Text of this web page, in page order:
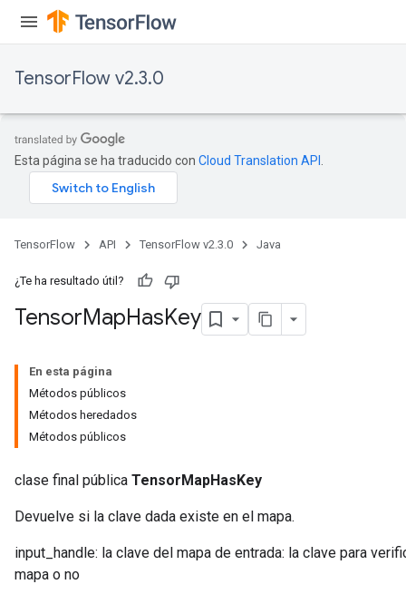
TensorFlow v2.3.0
Esta página se ha traducido con Cloud Translation API
TensorFlow API TensorFlow v2.3.0 Java
¿Te ha resultado útil?
TensorMapHasKey
En esta página
Métodos públicos
Métodos heredados
Métodos públicos
clase final pública TensorMapHasKey
Devuelve si la clave dada existe en el mapa.
input_handle: la clave del mapa de entrada: la clave para
mapa o no